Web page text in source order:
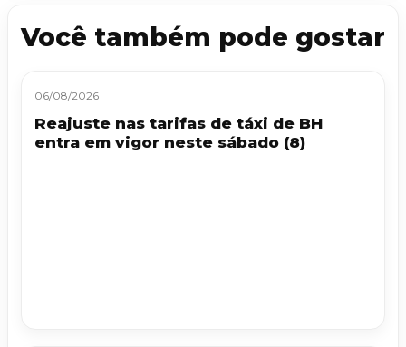
Você também pode gostar
06/08/2026
Reajuste nas tarifas de táxi de BH
entra em vigor neste sábado (8)